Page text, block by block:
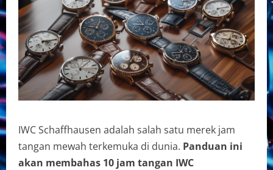
IWC Schaffhausen adalah salah satu merek jam
tangan mewah terkemuka di dunia. Panduan ini
akan membahas 10 jam tangan IWC